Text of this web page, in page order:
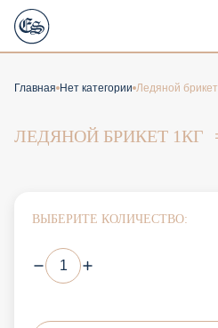
Главная Нет категории Ледяной брикет
ЛЕДЯНОЙ БРИКЕТ 1КГ
ВЫБЕРИТЕ КОЛИЧЕСТВО: